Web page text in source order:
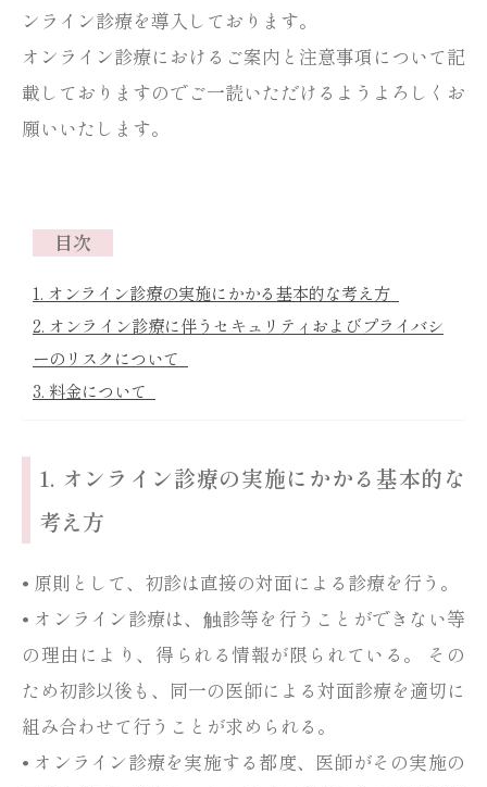
ンライン診療を導入しております。
オンライン診療におけるご案内と注意事項について記
載しておりますのでご一読いただけるようよろしくお
願いいたします。
目次
1. オンライン診療の実施にかかる基本的な考え方
2. オンライン診療に伴うセキュリティおよびプライバシ
ーのリスクについて
3. 料金について
1. オンライン診療の実施にかかる基本的な
考え方
• 原則として、初診は直接の対面による診療を行う。
• オンライン診療は、触診等を行うことができない等
の理由により、得られる情報が限られている。 その
ため初診以後も、同一の医師による対面診療を適切に
組み合わせて行うことが求められる。
• オンライン診療を実施する都度、医師がその実施の